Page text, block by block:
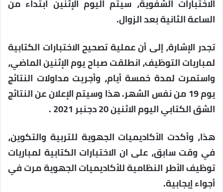
الاختبارات الشفوية، سيتم اليوم الإثنين ابتداء من
الساعة الثانية بعد الزوال.
تجدر الإشارة، إلى أن عملية تصحيح الاختبارات الكتابية
لمباريات التوظيف، انطلقت صباح يوم الإثنين الماضي،
واستمرت لمدة خمسة أيام، وأجريت مداولات النتائج
يوم 19 من نفس الشهر. هذا وسيتم الإعلان عن النتائج
الشق الكتابي اليوم الاثنين 20 دجنبر 2021 .
هذا، وأكدت الأكاديميات الجهوية للتربية والتكوين،
في وقت سابق، على ان الاختبارات الكتابية لمباريات
توظيف الأطر النظامية للأكاديميات الجهوية مرت في
أجواء إيجابية.